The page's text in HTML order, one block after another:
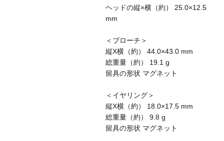
ヘッドの縦×横（約） 25.0×12.5
mm
＜ブローチ＞
縦X横（約） 44.0×43.0 mm
総重量（約） 19.1 g
留具の形状 マグネット
＜イヤリング＞
縦X横（約） 18.0×17.5 mm
総重量（約） 9.8 g
留具の形状 マグネット